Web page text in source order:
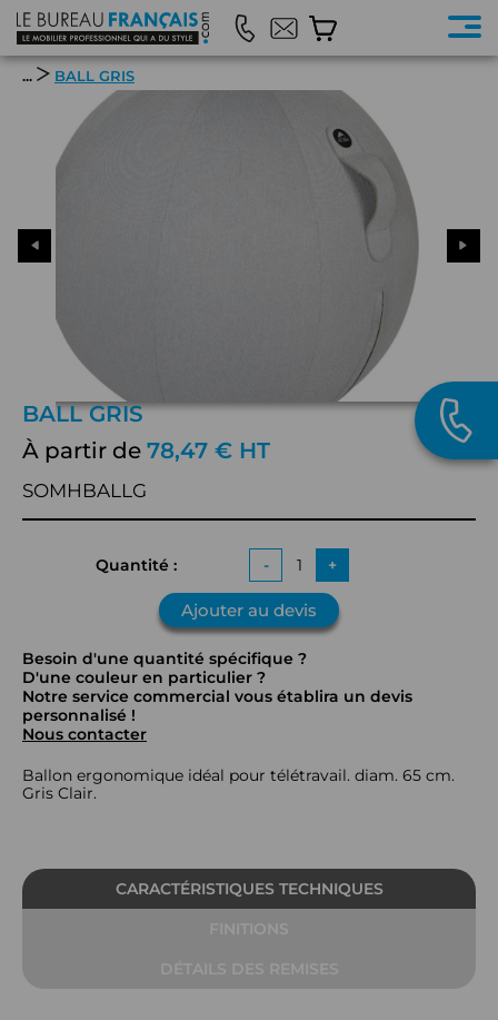
... BALL GRIS
BALL GRIS
À partir de 78,47 € HT
SOMHBALLG
Quantité : - +
Ajouter au devis
Besoin d'une quantité spécifique ?
D'une couleur en particulier ?
Notre service commercial vous établira un devis
personnalisé !
Nous contacter
Ballon ergonomique idéal pour télétravail. diam. 65 cm.
Gris Clair.
CARACTÉRISTIQUES TECHNIQUES